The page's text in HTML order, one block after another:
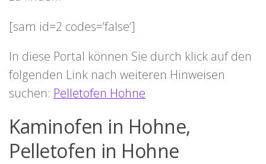
[sam id=2 codes=’false‘]
In diese Portal können Sie durch klick auf den
folgenden Link nach weiteren Hinweisen
suchen: Pelletofen Hohne
Kaminofen in Hohne,
Pelletofen in Hohne